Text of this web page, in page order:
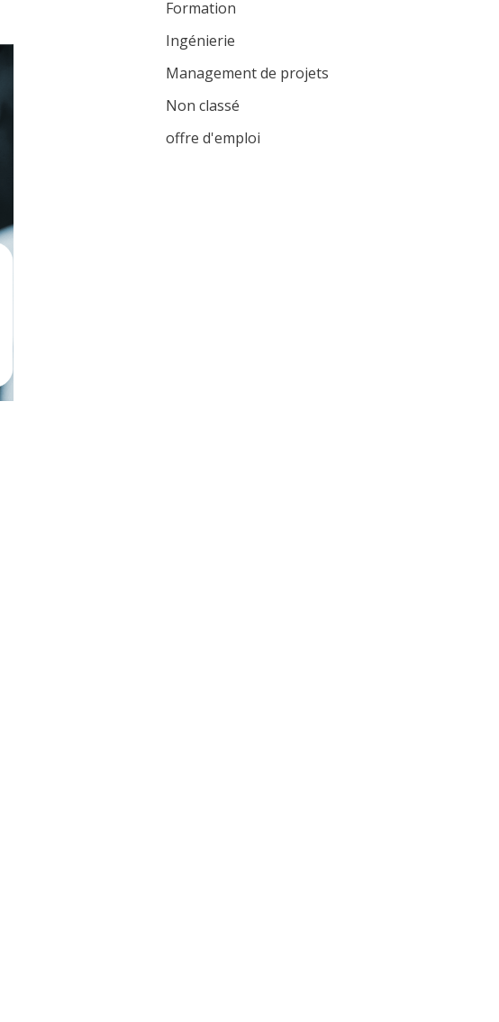
Formation
Ingénierie
Management de projets
Non classé
offre d'emploi